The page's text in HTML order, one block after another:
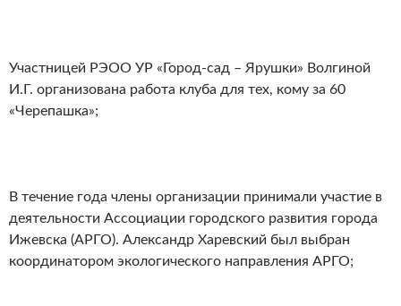
Участницей РЭОО УР «Город-сад – Ярушки» Волгиной
И.Г. организована работа клуба для тех, кому за 60
«Черепашка»;
В течение года члены организации принимали участие в
деятельности Ассоциации городского развития города
Ижевска (АРГО). Александр Харевский был выбран
координатором экологического направления АРГО;